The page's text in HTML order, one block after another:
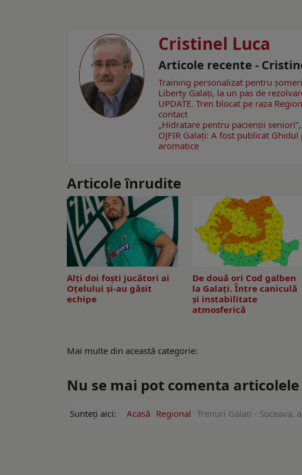
Cristinel Luca
Articole recente -
Training personalizat pentru
Liberty Galați, la un pas de
UPDATE. Tren blocat pe raza
contact
„Hidratare pentru pacienții
OJFIR Galați: A fost publicat
aromatice
Articole înrudite
Alți doi foști jucători ai
Oțelului și-au găsit
echipe
De două ori Cod galben
la Galaţi. Între caniculă
şi instabilitate
atmosferică
Mai multe din această categorie:
Nu se mai pot comenta
Sunteți aici: Acasă Regional Trenuri Galați - Suceava,